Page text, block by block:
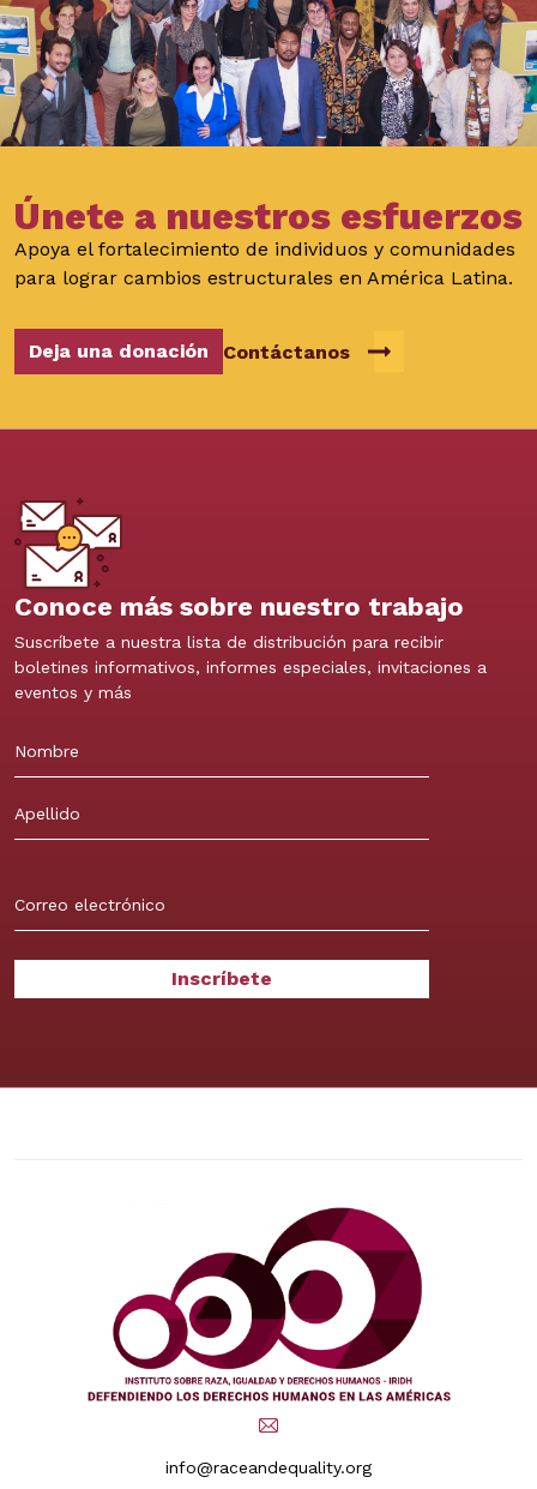
Únete a nuestros esfuerzos
Apoya el fortalecimiento de individuos y comunidades
para lograr cambios estructurales en América Latina.
Deja una donación Contáctanos
Conoce más sobre nuestro trabajo
Suscríbete a nuestra lista de distribución para recibir
boletines informativos, informes especiales, invitaciones a
eventos y más
info@raceandequality.org